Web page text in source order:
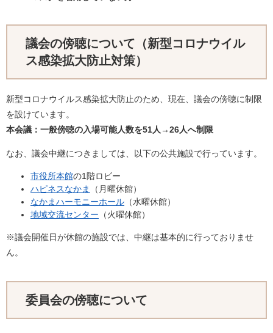
議会の傍聴について（新型コロナウイル
ス感染拡大防止対策）
新型コロナウイルス感染拡大防止のため、現在、議会の傍聴に制限
を設けています。
本会議：一般傍聴の入場可能人数を51人→26人へ制限
なお、議会中継につきましては、以下の公共施設で行っています。
市役所本館の1階ロビー
ハピネスなかま
（月曜休館）
なかまハーモニーホール （水曜休館）
地域交流センター （火曜休館）
※議会開催日が休館の施設では、中継は基本的に行っておりませ
ん。
委員会の傍聴について